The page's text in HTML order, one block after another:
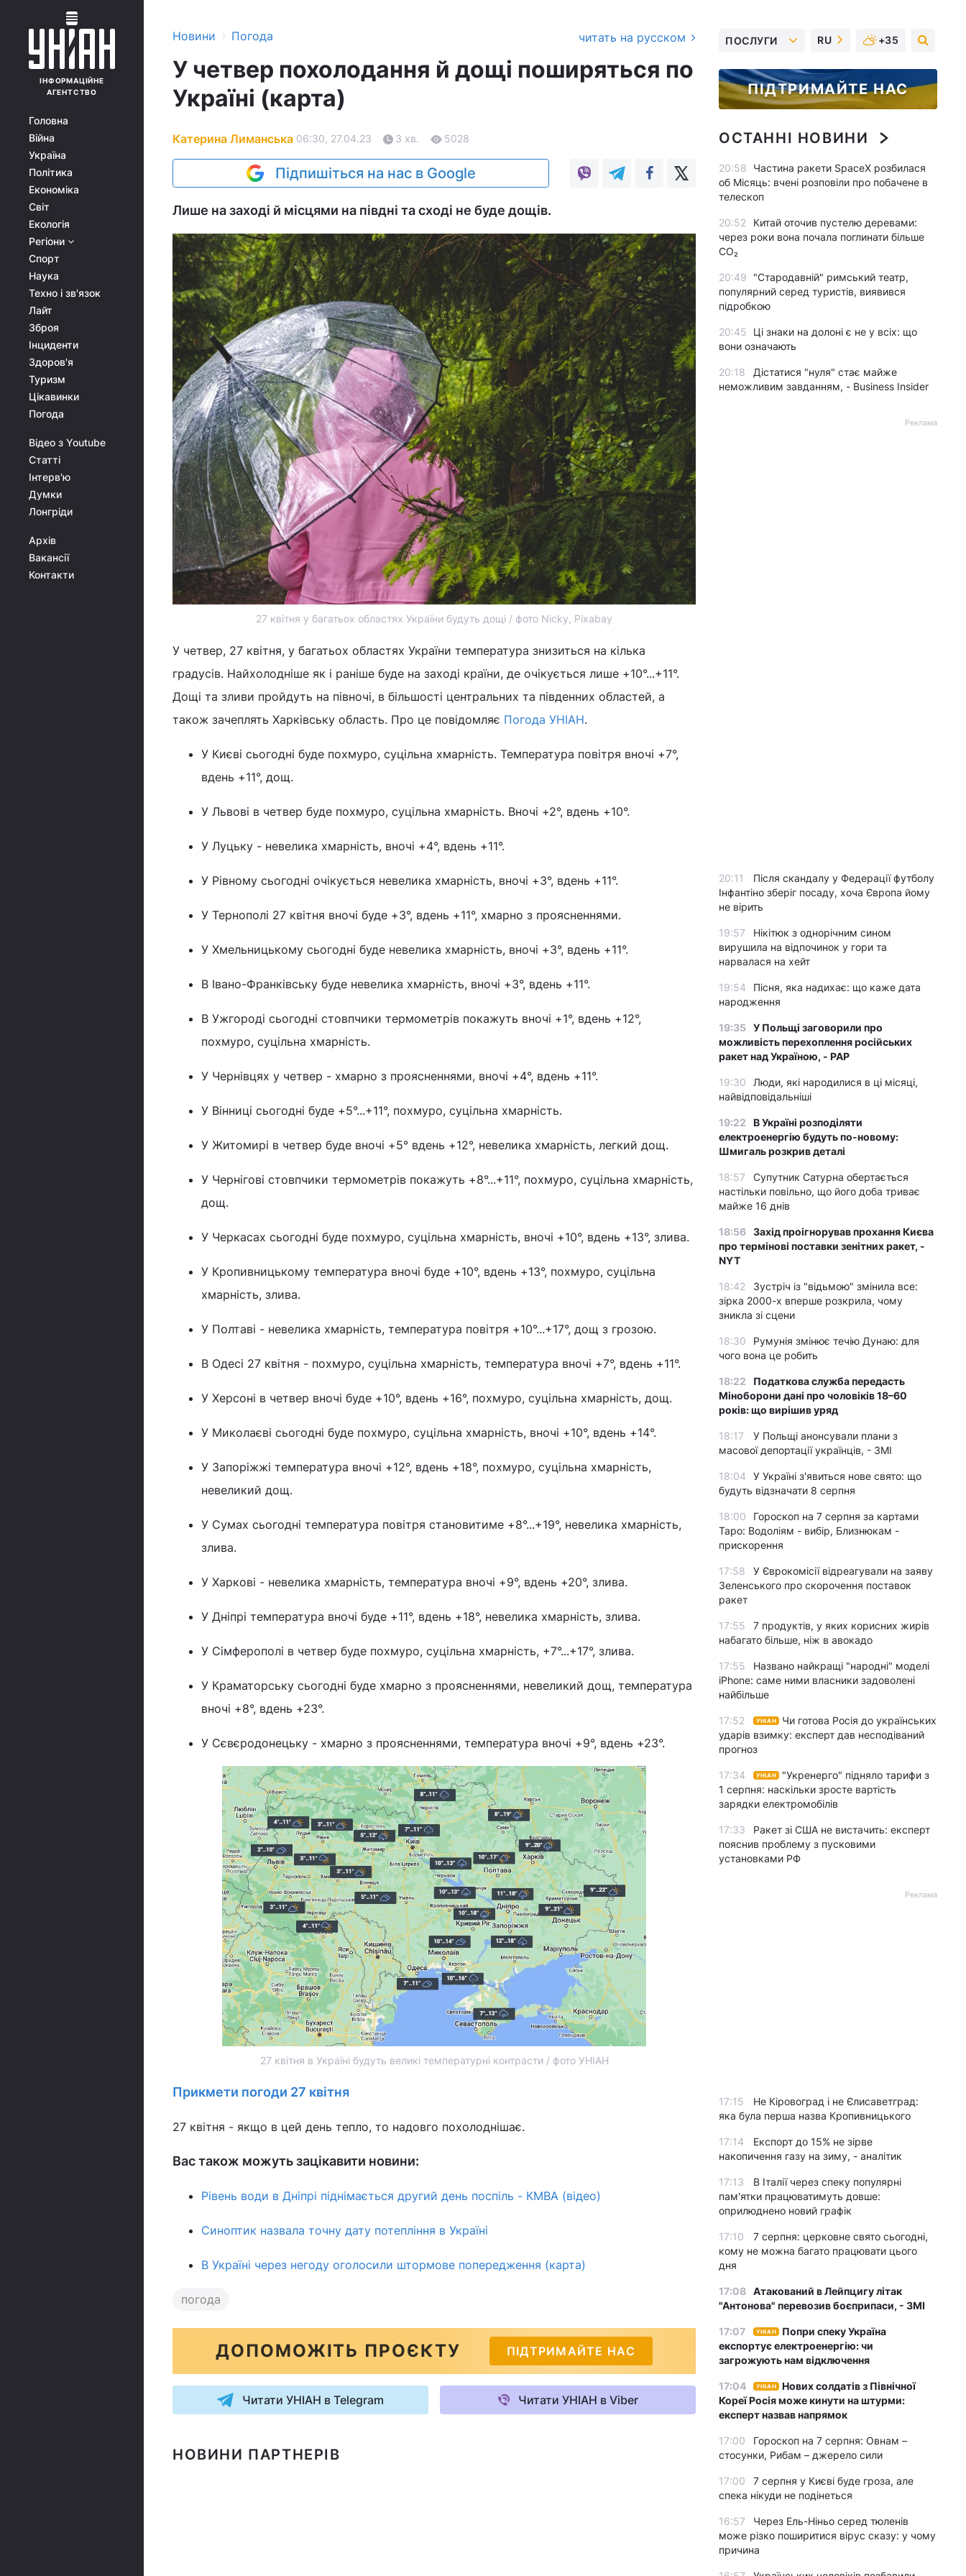
ІНФОРМАЦІЙНЕ
АГЕНТСТВО
Головна
Війна
Україна
Політика
Економіка
Світ
Екологія
Регіони
Спорт
Наука
Техно і зв'язок
Лайт
Зброя
Інциденти
Здоров'я
Туризм
Цікавинки
Погода
Відео з Youtube
Статті
Інтерв'ю
Думки
Лонгріди
Архів
Вакансії
Контакти
Новини › Погода читать на русском
У четвер похолодання й дощі поширяться по
Україні (карта)
Катерина Лиманська 06:30, 27.04.23 3 хв. 5028
Підпишіться на нас в Google
Лише на заході й місцями на півдні та сході не буде дощів.
27 квітня у багатьох областях України будуть дощі / фото Nicky, Pixabay
У четвер, 27 квітня, у багатьох областях України температура знизиться на кілька
градусів. Найхолодніше як і раніше буде на заході країни, де очікується лише +10°...+11°.
Дощі та зливи пройдуть на півночі, в більшості центральних та південних областей, а
також зачеплять Харківську область. Про це повідомляє Погода УНІАН.
У Києві сьогодні буде похмуро, суцільна хмарність. Температура повітря вночі +7°,
вдень +11°, дощ.
У Львові в четвер буде похмуро, суцільна хмарність. Вночі +2°, вдень +10°.
У Луцьку - невелика хмарність, вночі +4°, вдень +11°.
У Рівному сьогодні очікується невелика хмарність, вночі +3°, вдень +11°.
У Тернополі 27 квітня вночі буде +3°, вдень +11°, хмарно з проясненнями.
У Хмельницькому сьогодні буде невелика хмарність, вночі +3°, вдень +11°.
В Івано-Франківську буде невелика хмарність, вночі +3°, вдень +11°.
В Ужгороді сьогодні стовпчики термометрів покажуть вночі +1°, вдень +12°,
похмуро, суцільна хмарність.
У Чернівцях у четвер - хмарно з проясненнями, вночі +4°, вдень +11°.
У Вінниці сьогодні буде +5°...+11°, похмуро, суцільна хмарність.
У Житомирі в четвер буде вночі +5° вдень +12°, невелика хмарність, легкий дощ.
У Чернігові стовпчики термометрів покажуть +8°...+11°, похмуро, суцільна хмарність,
дощ.
У Черкасах сьогодні буде похмуро, суцільна хмарність, вночі +10°, вдень +13°, злива.
У Кропивницькому температура вночі буде +10°, вдень +13°, похмуро, суцільна
хмарність, злива.
У Полтаві - невелика хмарність, температура повітря +10°...+17°, дощ з грозою.
В Одесі 27 квітня - похмуро, суцільна хмарність, температура вночі +7°, вдень +11°.
У Херсоні в четвер вночі буде +10°, вдень +16°, похмуро, суцільна хмарність, дощ.
У Миколаєві сьогодні буде похмуро, суцільна хмарність, вночі +10°, вдень +14°.
У Запоріжжі температура вночі +12°, вдень +18°, похмуро, суцільна хмарність,
невеликий дощ.
У Сумах сьогодні температура повітря становитиме +8°...+19°, невелика хмарність,
злива.
У Харкові - невелика хмарність, температура вночі +9°, вдень +20°, злива.
У Дніпрі температура вночі буде +11°, вдень +18°, невелика хмарність, злива.
У Сімферополі в четвер буде похмуро, суцільна хмарність, +7°...+17°, злива.
У Краматорську сьогодні буде хмарно з проясненнями, невеликий дощ, температура
вночі +8°, вдень +23°.
У Сєвєродонецьку - хмарно з проясненнями, температура вночі +9°, вдень +23°.
27 квітня в Україні будуть великі температурні контрасти / фото УНІАН
Прикмети погоди 27 квітня
27 квітня - якщо в цей день тепло, то надовго похолоднішає.
Вас також можуть зацікавити новини:
Рівень води в Дніпрі піднімається другий день поспіль - КМВА (відео)
Синоптик назвала точну дату потепління в Україні
В Україні через негоду оголосили штормове попередження (карта)
погода
ДОПОМОЖІТЬ ПРОЄКТУ ПІДТРИМАЙТЕ НАС
Читати УНІАН в Telegram Читати УНІАН в Viber
НОВИНИ ПАРТНЕРІВ
ПОСЛУГИ RU +35
ПІДТРИМАЙТЕ НАС
ОСТАННІ НОВИНИ
20:58
Частина ракети SpaceX розбилася
об Місяць: вчені розповіли про побачене в
телескоп
20:52
Китай оточив пустелю деревами:
через роки вона почала поглинати більше
CO₂
20:49
"Стародавній" римський театр,
популярний серед туристів, виявився
підробкою
20:45
Ці знаки на долоні є не у всіх: що
вони означають
20:18
Дістатися "нуля" стає майже
неможливим завданням, - Business Insider
Реклама
20:11
Після скандалу у Федерації футболу
Інфантіно зберіг посаду, хоча Європа йому
не вірить
19:57
Нікітюк з однорічним сином
вирушила на відпочинок у гори та
нарвалася на хейт
19:54
Пісня, яка надихає: що каже дата
народження
19:35 У Польщі заговорили про
можливість перехоплення російських
ракет над Україною, - PAP
19:30
Люди, які народилися в ці місяці,
найвідповідальніші
19:22
В Україні розподіляти
електроенергію будуть по-новому:
Шмигаль розкрив деталі
18:57
Супутник Сатурна обертається
настільки повільно, що його доба триває
майже 16 днів
18:56 Захід проігнорував прохання Києва
про термінові поставки зенітних ракет, -
NYT
18:42
Зустріч із "відьмою" змінила все:
зірка 2000-х вперше розкрила, чому
зникла зі сцени
18:30
Румунія змінює течію Дунаю: для
чого вона це робить
18:22
Податкова служба передасть
Міноборони дані про чоловіків 18–60
років: що вирішив уряд
18:17
У Польщі анонсували плани з
масової депортації українців, - ЗМІ
18:04
У Україні з'явиться нове свято: що
будуть відзначати 8 серпня
18:00
Гороскоп на 7 серпня за картами
Таро: Водоліям - вибір, Близнюкам -
прискорення
17:58
У Єврокомісії відреагували на заяву
Зеленського про скорочення поставок
ракет
17:55
7 продуктів, у яких корисних жирів
набагато більше, ніж в авокадо
17:55
Названо найкращі "народні" моделі
iPhone: саме ними власники задоволені
найбільше
17:52 УНІАН
Чи готова Росія до українських
ударів взимку: експерт дав несподіваний
прогноз
17:34 УНІАН
"Укренерго" підняло тарифи з
1 серпня: наскільки зросте вартість
зарядки електромобілів
17:33
Ракет зі США не вистачить: експерт
пояснив проблему з пусковими
установками РФ
Реклама
17:15
Не Кіровоград і не Єлисаветград:
яка була перша назва Кропивницького
17:14
Експорт до 15% не зірве
накопичення газу на зиму, - аналітик
17:13
В Італії через спеку популярні
пам'ятки працюватимуть довше:
оприлюднено новий графік
17:10
7 серпня: церковне свято сьогодні,
кому не можна багато працювати цього
дня
17:08 Атакований в Лейпцигу літак
"Антонова" перевозив боєприпаси, - ЗМІ
17:07 УНІАН
Попри спеку Україна
експортує електроенергію: чи
загрожують нам відключення
17:04 УНІАН
Нових солдатів з Північної
Кореї Росія може кинути на штурми:
експерт назвав напрямок
17:00
Гороскоп на 7 серпня: Овнам –
стосунки, Рибам – джерело сили
17:00
7 серпня у Києві буде гроза, але
спека нікуди не подінеться
16:57
Через Ель-Ніньо серед тюленів
може різко поширитися вірус сказу: у чому
причина